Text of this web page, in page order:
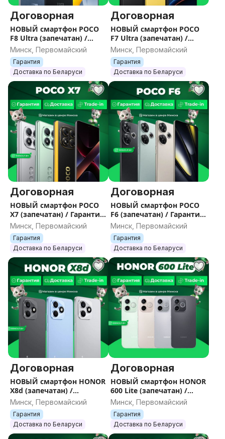
• Instagram: instagram.com/100nout.by
Договорная
НОВЫЙ смартфон POCO
F8 Ultra (запечатан) /
Гарантия / Все цвета /
Память
Минск, Первомайский
Гарантия
Доставка по Беларуси
Договорная
НОВЫЙ смартфон POCO
F7 Ultra (запечатан) /
Гарантия / Все цвета /
Память
Минск, Первомайский
Гарантия
Доставка по Беларуси
Договорная
НОВЫЙ смартфон POCO
X7 (запечатан) / Гарантия
/ Все цвета / Память
Минск, Первомайский
Гарантия
Доставка по Беларуси
Договорная
НОВЫЙ смартфон POCO
F6 (запечатан) / Гарантия
/ Все цвета / Память
Минск, Первомайский
Гарантия
Доставка по Беларуси
Договорная
НОВЫЙ смартфон HONOR
X8d (запечатан) /
Гарантия / Все цвета /
Память
Минск, Первомайский
Гарантия
Доставка по Беларуси
Договорная
НОВЫЙ смартфон HONOR
600 Lite (запечатан) /
Гарантия / Все цвета /
Память
Минск, Первомайский
Гарантия
Доставка по Беларуси